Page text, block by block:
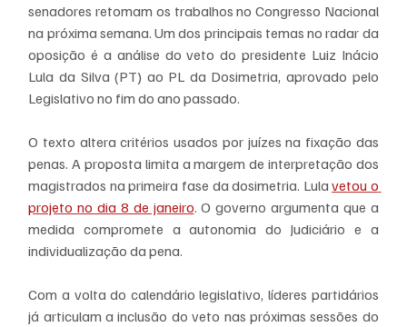
senadores retomam os trabalhos no Congresso Nacional
na próxima semana. Um dos principais temas no radar da
oposição é a análise do veto do presidente Luiz Inácio
Lula da Silva (PT) ao PL da Dosimetria, aprovado pelo
Legislativo no fim do ano passado.
O texto altera critérios usados por juízes na fixação das
penas. A proposta limita a margem de interpretação dos
magistrados na primeira fase da dosimetria. Lula vetou o
projeto no dia 8 de janeiro. O governo argumenta que a
medida compromete a autonomia do Judiciário e a
individualização da pena.
Com a volta do calendário legislativo, líderes partidários
já articulam a inclusão do veto nas próximas sessões do